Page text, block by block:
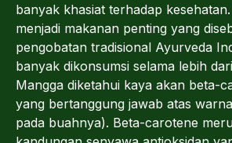
banyak khasiat terhadap
menjadi makanan penting yang
pengobatan tradisional Ayurveda
banyak dikonsumsi selama lebih
Mangga diketahui kaya akan beta-
yang bertanggung jawab atas
pada buahnya). Beta-carotene